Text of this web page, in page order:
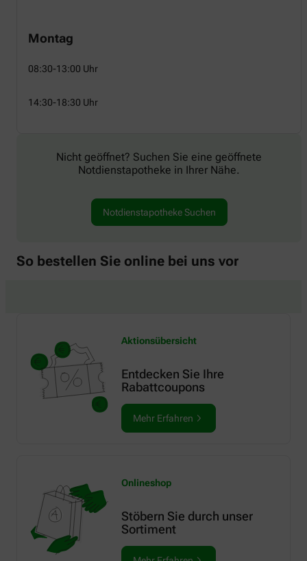
Montag
08:30-13:00 Uhr
14:30-18:30 Uhr
Nicht geöffnet? Suchen Sie eine geöffnete
Notdienstapotheke in Ihrer Nähe.
Notdienstapotheke Suchen
So bestellen Sie online bei uns vor
Aktionsübersicht
Entdecken Sie Ihre
Rabattcoupons
Mehr Erfahren
Onlineshop
Stöbern Sie durch unser
Sortiment